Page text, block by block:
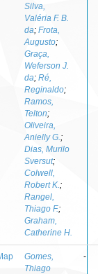
Silva,
Valéria F. B.
da; Frota,
Augusto;
Graça,
Weferson J.
da; Ré,
Reginaldo;
Ramos,
Telton;
Oliveira,
Anielly G. ;
Dias, Murilo
Sversut;
Colwell,
Robert K. ;
Rangel,
Thiago F.;
Graham,
Catherine H.
Gomes,
Thiago
-